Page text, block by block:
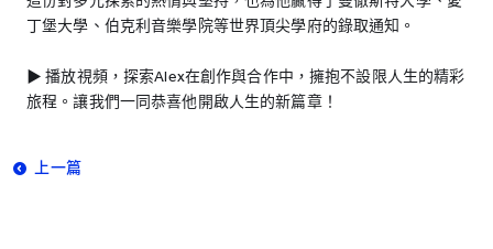
丁堡大學、伯克利音樂學院等世界頂尖學府的錄取通知。
▶️ 播放視頻，探索Alex在創作與合作中，擁抱不設限人生的精彩
旅程。讓我們一同恭喜他開啟人生的新篇章！
上一篇